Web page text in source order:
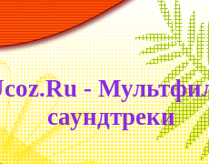
-
саундтреки